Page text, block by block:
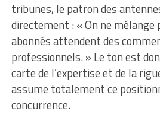
tribunes, le patron des
directement : « On ne mélange
abonnés attendent des
professionnels. » Le ton est
carte de l’expertise et de la
assume totalement ce
concurrence.